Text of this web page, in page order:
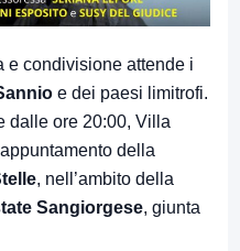
e condivisione attende i
e dei paesi limitrofi.
dalle ore 20:00, Villa
della
, nell’ambito della
Sangiorgese, giunta